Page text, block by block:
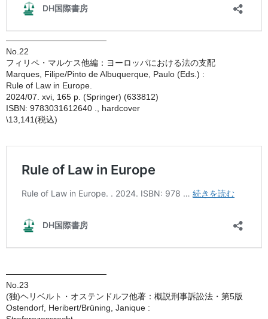
————————————
No.22
フィリペ・マルケス他編：ヨーロッパにおける法の支配
Marques, Filipe/Pinto de Albuquerque, Paulo (Eds.) :
Rule of Law in Europe.
2024/07. xvi, 165 p. (Springer) (633812)
ISBN: 9783031612640 ., hardcover
\13,141(税込)
————————————
No.23
(独)ヘリベルト・オステンドルフ他著：概説刑事訴訟法・第5版
Ostendorf, Heribert/Brüning, Janique :